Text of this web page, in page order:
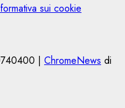
sui cookie
| ChromeNews di